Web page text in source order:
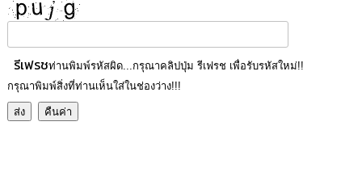
จัดการ
ความ
รู้
ข้อมูล
รีเฟรชท่านพิมพ์รหัสผิด...กรุณาคลิปปุ่ม รีเฟรช เพื่อรับรหัสใหม่!!
กรุณาพิมพ์สิ่งที่ท่านเห็นใส่ในช่องว่าง!!!